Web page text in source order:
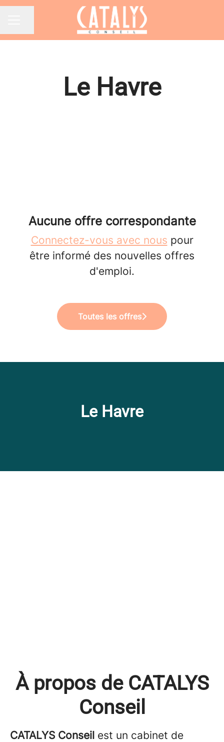
Partager la page
Le Havre
Aucune offre correspondante
Connectez-vous avec nous pour
être informé des nouvelles offres
d'emploi.
Toutes les offres
Le Havre
À propos de CATALYS
Conseil
CATALYS Conseil est un cabinet de